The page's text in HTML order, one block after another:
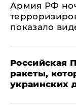
Армия РФ
показало
Российская
ракеты,
украинских